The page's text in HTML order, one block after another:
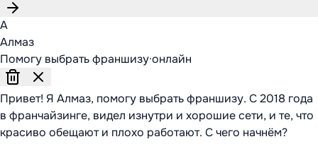
А
Алмаз
Помогу выбрать франшизу·онлайн
Привет! Я Алмаз, помогу выбрать франшизу. С 2018 года
в франчайзинге, видел изнутри и хорошие сети, и те, что
красиво обещают и плохо работают. С чего начнём?